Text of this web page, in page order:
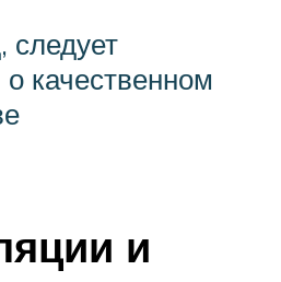
следует
качественном
и